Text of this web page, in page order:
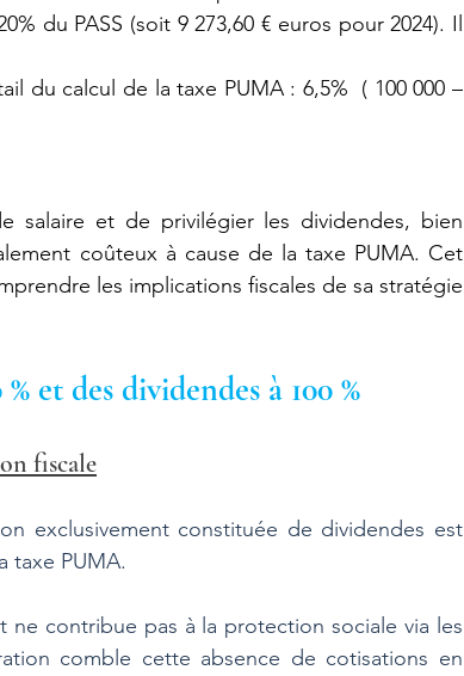
du PASS (soit 9 273,60 € euros pour 2024). Il
du calcul de la taxe PUMA : 6,5%  ( 100 000 –
salaire et de privilégier les dividendes, bien
coûteux à cause de la taxe PUMA. Cet
les implications fiscales de sa stratégie
et des dividendes à 100 %
fiscale
exclusivement constituée de dividendes est
taxe PUMA.
ne contribue pas à la protection sociale via les
comble cette absence de cotisations en